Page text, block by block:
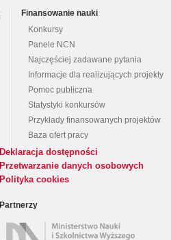
Finansowanie nauki
Konkursy
Panele NCN
Najczęściej zadawane pytania
Informacje dla realizujących projekty
Pomoc publiczna
Statystyki konkursów
Przykłady finansowanych projektów
Baza ofert pracy
Deklaracja dostępności
Przetwarzanie danych osobowych
Polityka cookies
Partnerzy